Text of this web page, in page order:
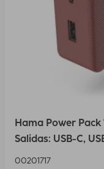
Hama Power
Salidas: USB-C,
00201717